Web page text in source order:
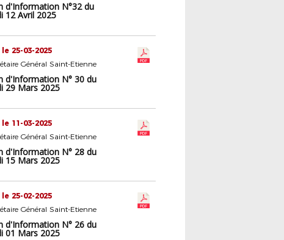
d'Information N°32 du
12 Avril 2025
25-03-2025
Général Saint-Etienne
d'Information N° 30 du
29 Mars 2025
11-03-2025
Général Saint-Etienne
d'Information N° 28 du
15 Mars 2025
25-02-2025
Général Saint-Etienne
d'Information N° 26 du
01 Mars 2025